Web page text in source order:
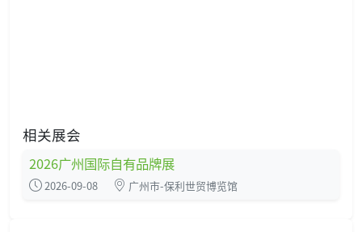
相关展会
2026广州国际自有品牌展
2026-09-08 广州市-保利世贸博览馆